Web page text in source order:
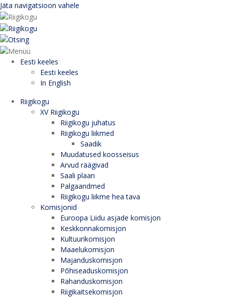
Jäta navigatsioon vahele
Eesti keeles
Eesti keeles
In English
Riigikogu
XV Riigikogu
Riigikogu juhatus
Riigikogu liikmed
Saadik
Muudatused koosseisus
Arvud räägivad
Saali plaan
Palgaandmed
Riigikogu liikme hea tava
Komisjonid
Euroopa Liidu asjade komisjon
Keskkonnakomisjon
Kultuurikomisjon
Maaelukomisjon
Majanduskomisjon
Põhiseaduskomisjon
Rahanduskomisjon
Riigikaitsekomisjon